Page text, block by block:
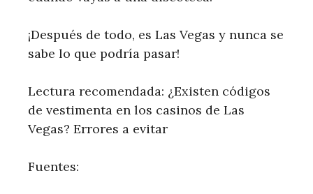
¡Después de todo, es Las Vegas y nunca se
sabe lo que podría pasar!
Lectura recomendada: ¿Existen códigos
de vestimenta en los casinos de Las
Vegas? Errores a evitar
Fuentes: